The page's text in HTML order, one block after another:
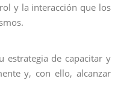
y la interacción que los
estrategia de capacitar y
y, con ello, alcanzar